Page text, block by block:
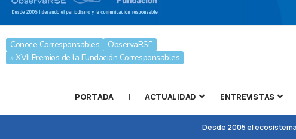
Conoce Corresponsables
ObservaRSE
» XVII Premios de la Fundación Corresponsables
PORTADA | ACTUALIDAD ENTREVISTAS
Desde 2005 el